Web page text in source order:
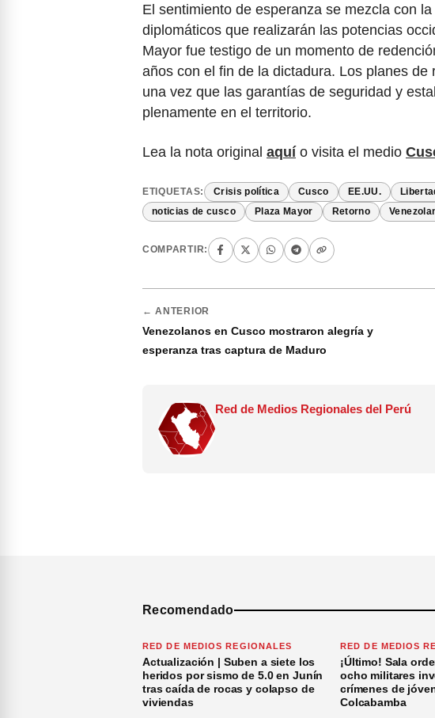
El sentimiento de esperanza se mezcla con
diplomáticos que realizarán las potencias
Mayor fue testigo de un momento de
años con el fin de la dictadura. Los planes
una vez que las garantías de seguridad y
plenamente en el territorio.
Lea la nota original aquí o visita el medio
ETIQUETAS: Crisis política Cusco EE.UU.
noticias de cusco Plaza Mayor Retorno
COMPARTIR:
← ANTERIOR
Venezolanos en Cusco mostraron alegría y
esperanza tras captura de Maduro
Red de Medios Regionales del Perú
Recomendado
RED DE MEDIOS REGIONALES
Actualización | Suben a siete los
heridos por sismo de 5.0 en Junín
tras caída de rocas y colapso de
viviendas
RED DE MEDIOS
¡Último! Sala
ocho militares
crímenes de
Colcabamba